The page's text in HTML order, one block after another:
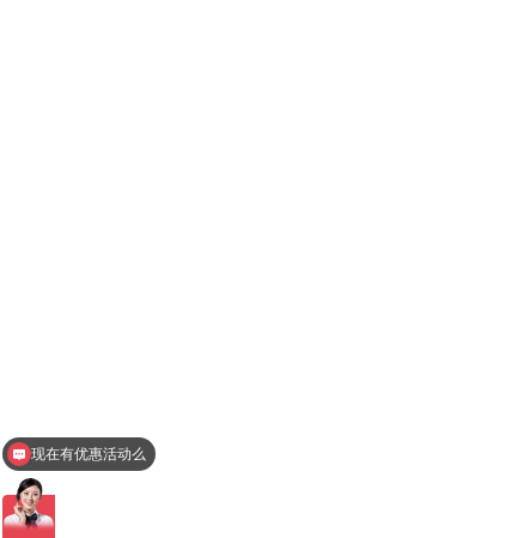
现在有优惠活动么